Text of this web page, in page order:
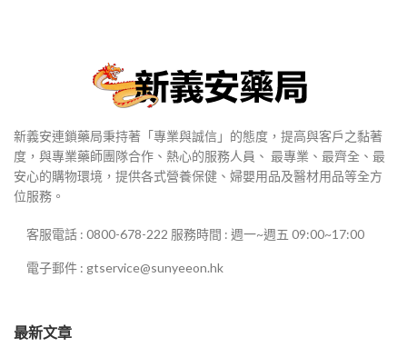
新義安連鎖藥局秉持著「專業與誠信」的態度，提高與客戶之黏著
度，與專業藥師團隊合作、熱心的服務人員、 最專業、最齊全、最
安心的購物環境，提供各式營養保健、婦嬰用品及醫材用品等全方
位服務。
客服電話 : 0800-678-222 服務時間 : 週一~週五 09:00~17:00
電子郵件 : gtservice@sunyeeon.hk
最新文章